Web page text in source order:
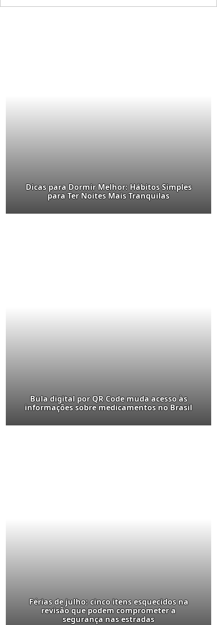
Dicas para Dormir Melhor: Hábitos Simples
para Ter Noites Mais Tranquilas
Bula digital por QR Code muda acesso às
informações sobre medicamentos no Brasil
Férias de julho: cinco itens esquecidos na
revisão que podem comprometer a
segurança nas estradas